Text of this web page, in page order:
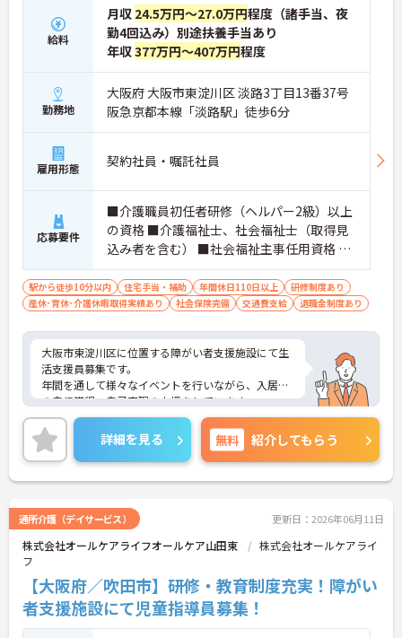
給料
月収 24.5万円～27.0万円程度（諸手当、夜
勤4回込み）別途扶養手当あり
年収377万円～407万円程度
勤務地
大阪府 大阪市東淀川区 淡路3丁目13番37号
阪急京都本線「淡路駅」徒歩6分
雇用形態 契約社員・嘱託社員
応募要件
■介護職員初任者研修（ヘルパー2級）以上
の資格 ■介護福祉士、社会福祉士（取得見
込み者を含む） ■社会福祉主事任用資格 ※
上記のいずれか
駅から徒歩10分以内 住宅手当・補助 年間休日110日以上
研修制度あり
産休･育休･介護休暇取得実績あり
社会保険完備 交通費支給 退職金制度あり
大阪市東淀川区に位置する障がい者支援施設にて生
活支援員募集です。
年間を通して様々なイベントを行いながら、入居者
の自信獲得・自己実現の支援をしています。
ご興味のある方には、面接対策ポイントなど、さら
に詳細をお話しいたしますので、お気軽にご相談く
ださい。
詳細を見る 無料 紹介してもらう
通所介護（デイサービス） 更新日：2026年06月11日
株式会社オールケアライフオールケア山田東
株式会社オールケアライ
フ
【大阪府／吹田市】研修・教育制度充実！障がい
者支援施設にて児童指導員募集！